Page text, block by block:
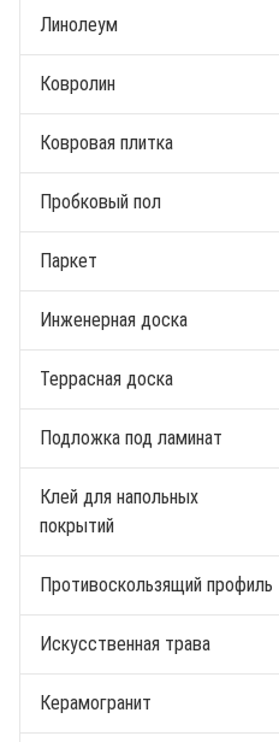
Линолеум
Ковролин
Ковровая плитка
Пробковый пол
Паркет
Инженерная доска
Террасная доска
Подложка под ламинат
Клей для напольных
покрытий
Противоскользящий профиль
Искусственная трава
Керамогранит